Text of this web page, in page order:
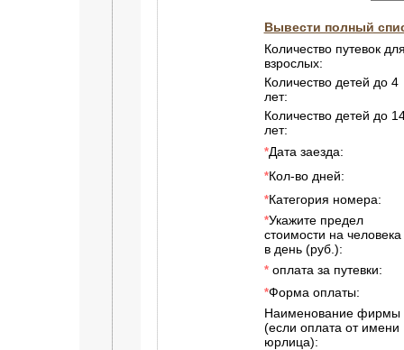
Вывести полный
Количество путевок
взрослых:
Количество детей до 4
лет:
Количество детей до
лет:
*Дата заезда:
*Кол-во дней:
*Категория номера:
*Укажите предел
стоимости на человека
в день (руб.):
*оплата за путевки:
*Форма оплаты:
Наименование фирмы
(если оплата от имени
юрлица):